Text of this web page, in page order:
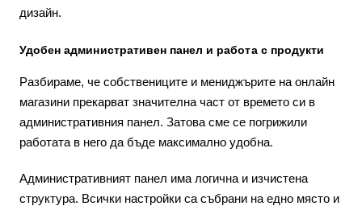
дизайн.
Удобен административен панел и работа с продукти
Разбираме, че собствениците и мениджърите на онлайн
магазини прекарват значителна част от времето си в
административния панел. Затова сме се погрижили
работата в него да бъде максимално удобна.
Административният панел има логична и изчистена
структура. Всички настройки са събрани на едно място и